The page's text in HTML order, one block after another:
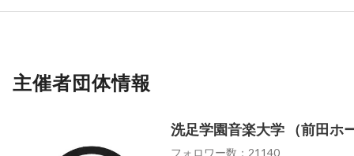
主催者団体情報
洗足学園音楽大学 （前田ホ
フォロワー数：21140